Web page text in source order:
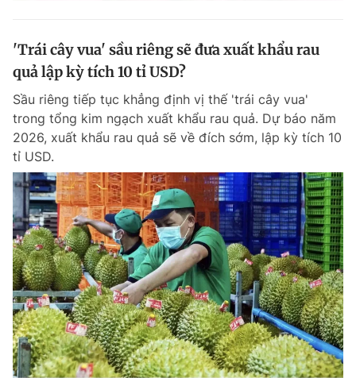
'Trái cây vua' sầu riêng sẽ đưa xuất khẩu rau
quả lập kỳ tích 10 tỉ USD?
Sầu riêng tiếp tục khẳng định vị thế 'trái cây vua'
trong tổng kim ngạch xuất khẩu rau quả. Dự báo năm
2026, xuất khẩu rau quả sẽ về đích sớm, lập kỳ tích 10
tỉ USD.